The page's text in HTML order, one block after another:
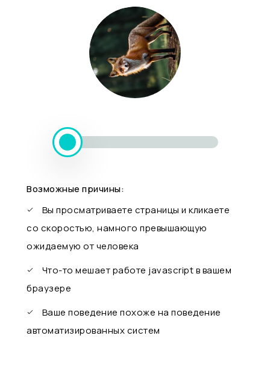
Возможные причины:
Вы просматриваете страницы и кликаете
со скоростью, намного превышающую
ожидаемую от человека
Что-то мешает работе javascript в вашем
браузере
Ваше поведение похоже на поведение
автоматизированных систем